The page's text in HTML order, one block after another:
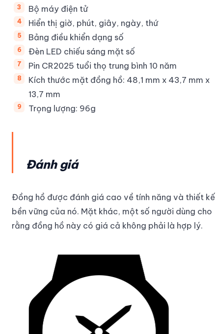
Bộ máy điện tử
Hiển thị giờ, phút, giây, ngày, thứ
Bảng điều khiển dạng số
Đèn LED chiếu sáng mặt số
Pin CR2025 tuổi thọ trung bình 10 năm
Kích thước mặt đồng hồ: 48,1 mm x 43,7 mm x
13,7 mm
Trọng lượng: 96g
Đánh giá
Đồng hồ được đánh giá cao về tính năng và thiết kế
bền vững của nó. Mặt khác, một số người dùng cho
rằng đồng hồ này có giá cả không phải là hợp lý.